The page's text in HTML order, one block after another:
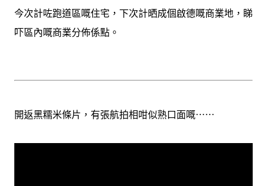
今次計咗跑道區嘅住宅，下次計晒成個啟德嘅商業地，睇
吓區內嘅商業分佈係點。
開返黑糯米條片，有張航拍相咁似熟口面嘅⋯⋯